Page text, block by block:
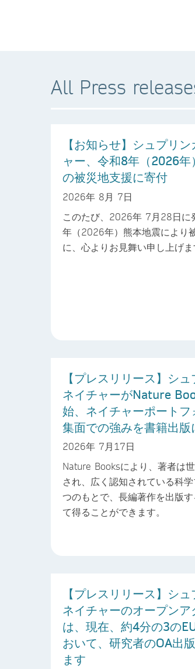
All Press
【お知らせ】シュプリ
ャー、令和8年（2026年
の被災地支援に寄付
2026年 8月 7日
このたび、2026年 7月28日に
年（2026年）熊本地震により
に、心よりお見舞い申し上げま
【プレスリリース】シ
ネイチャーがNature
始、ネイチャーポートフ
集面での強みを書籍出版
2026年 7月17日
Nature Booksにより、著者は
され、広く認知されている科
つのもとで、長編著作を出版
て得ることができます。
【プレスリリース】シ
ネイチャーのオープンア
は、現在、約4分の3の
おいて、研究者のOA出
ます